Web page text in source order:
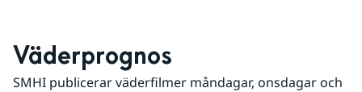
Väderprognos
SMHI publicerar väderfilmer måndagar, onsdagar och